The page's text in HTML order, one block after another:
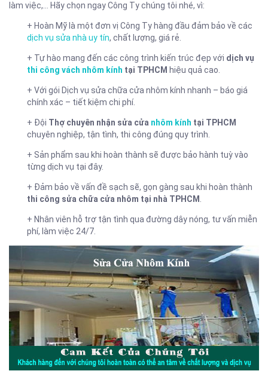
làm việc,… Hãy chọn ngay Công Ty chúng tôi nhé, vì:
+ Hoàn Mỹ là một đơn vị Công Ty hàng đầu đảm bảo về các
dịch vụ sửa nhà uy tín, chất lượng, giá rẻ.
+ Tự hào mang đến các công trình kiến trúc đẹp với dịch vụ
thi công vách nhôm kính tại TPHCM hiệu quả cao.
+ Với gói Dịch vụ sửa chữa cửa nhôm kính nhanh – báo giá
chính xác – tiết kiệm chi phí.
+ Đội Thợ chuyên nhận sửa cửa nhôm kính tại TPHCM
chuyên nghiệp, tận tình, thi công đúng quy trình.
+ Sản phẩm sau khi hoàn thành sẽ được bảo hành tuỳ vào
từng dịch vụ tại đây.
+ Đảm bảo về vấn đề sạch sẽ, gọn gàng sau khi hoàn thành
thi công sửa chữa cửa nhôm tại nhà TPHCM
+ Nhân viên hỗ trợ tận tình qua đường dây nóng, tư vấn miễn
phí, làm việc 24/7.